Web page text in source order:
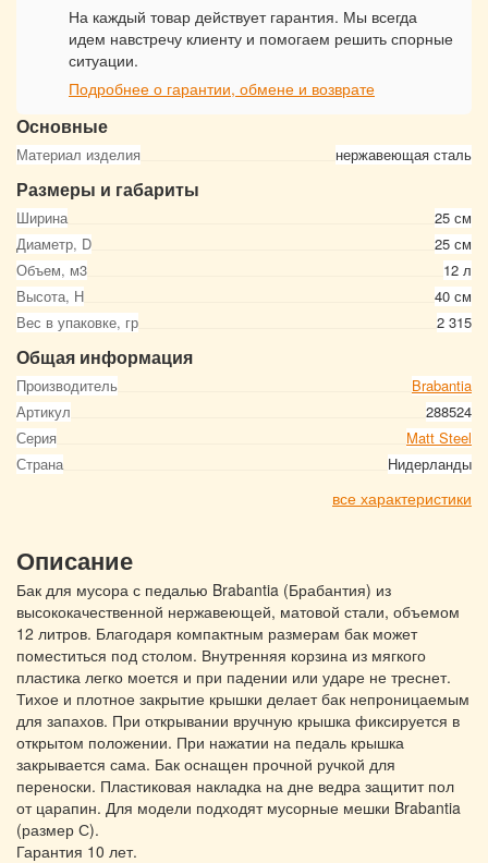
Основные
Материал изделия нержавеющая сталь
Размеры и габариты
Ширина
25 см
Диаметр, D
25 см
Объем, м3
12 л
Высота, Н
40 см
Вес в упаковке, гр
2 315
Общая информация
Производитель
Brabantia
Артикул
288524
Серия
Matt Steel
Страна
Нидерланды
все характеристики
На каждый товар действует гарантия. Мы всегда
идем навстречу клиенту и помогаем решить спорные
ситуации.
Подробнее о гарантии, обмене и возврате
Описание
Бак для мусора с педалью Brabantia (Брабантия) из
высококачественной нержавеющей, матовой стали, объемом
12 литров. Благодаря компактным размерам бак может
поместиться под столом. Внутренняя корзина из мягкого
пластика легко моется и при падении или ударе не треснет.
Тихое и плотное закрытие крышки делает бак непроницаемым
для запахов. При открывании вручную крышка фиксируется в
открытом положении. При нажатии на педаль крышка
закрывается сама. Бак оснащен прочной ручкой для
переноски. Пластиковая накладка на дне ведра защитит пол
от царапин. Для модели подходят мусорные мешки Brabantia
(размер С).
Гарантия 10 лет.